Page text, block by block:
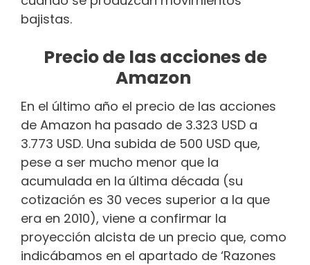
bajistas.
Precio de las acciones de
Amazon
En el último año el precio de las acciones
de Amazon ha pasado de 3.323 USD a
3.773 USD. Una subida de 500 USD que,
pese a ser mucho menor que la
acumulada en la última década (su
cotización es 30 veces superior a la que
era en 2010), viene a confirmar la
proyección alcista de un precio que, como
indicábamos en el apartado de ‘Razones